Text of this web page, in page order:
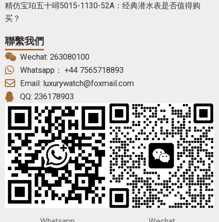
精仿宝珀五十噚5015-1130-52A：经典潜水表是否值得购
买？
聯繫我們
Wechat: 263080100
Whatsapp： +44 7565718893
Email: luxurywatch@foxmail.com
QQ: 236178903